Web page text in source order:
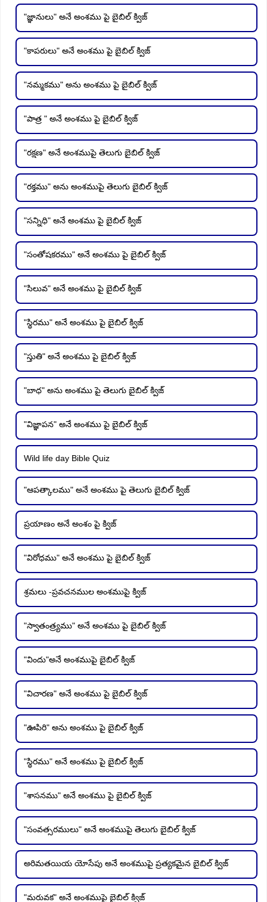
"జ్ఞానులు" అనే అంశము పై బైబిల్ క్విజ్
"కాపరులు" అనే అంశము పై బైబిల్ క్విజ్
"నమ్మకము" అను అంశము పై బైబిల్ క్విజ్
"పాత్ర " అనే అంశము పై బైబిల్ క్విజ్
"రక్షణ" అనే అంశముపై తెలుగు బైబిల్ క్విజ్
"రక్తము" అను అంశముపై తెలుగు బైబిల్ క్విజ్
"సన్నిధి" అనే అంశము పై బైబిల్ క్విజ్
"సంతోషకరము" అనే అంశము పై బైబిల్ క్విజ్
"సిలువ" అనే అంశము పై బైబిల్ క్విజ్
"స్థిరము" అనే అంశము పై బైబిల్ క్విజ్
"స్తుతి" అనే అంశము పై బైబిల్ క్విజ్
"బాధ" అను అంశము పై తెలుగు బైబిల్ క్విజ్
"విజ్ఞాపన" అనే అంశము పై బైబిల్ క్విజ్
Wild life day Bible Quiz
"ఆపత్కాలము" అనే అంశము పై తెలుగు బైబిల్ క్విజ్
ప్రయాణం అనే అంశం పై క్విజ్
"విరోధము" అనే అంశము పై బైబిల్ క్విజ్
శ్రమలు -ప్రవచనముల అంశముపై క్విజ్
"స్వాతంత్ర్యము" అనే అంశము పై బైబిల్ క్విజ్
"విందు"అనే అంశముపై బైబిల్ క్విజ్
"విచారణ" అనే అంశము పై బైబిల్ క్విజ్
"ఊపిరి" అను అంశము పై బైబిల్ క్విజ్
"స్థిరము" అనే అంశము పై బైబిల్ క్విజ్
"శాసనము" అనే అంశము పై బైబిల్ క్విజ్
"సంవత్సరములు" అనే అంశముపై తెలుగు బైబిల్ క్విజ్
అరిమతయియ యోసేపు అనే అంశముపై ప్రత్యకమైన బైబిల్ క్విజ్
"మరువక" అనే అంశముపై బైబిల్ క్విజ్